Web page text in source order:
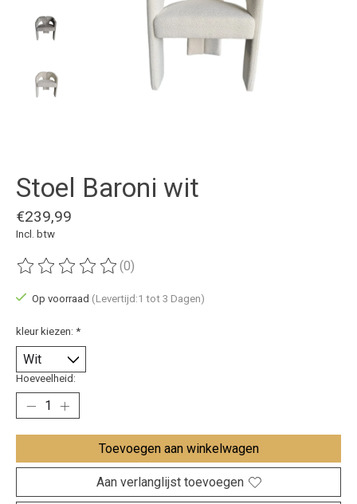
Stoel Baroni wit
€239,99
Incl. btw
De beoordeling van dit product is
(0)
Op voorraad (Levertijd:1 tot 3 Dagen)
kleur kiezen: *
Hoeveelheid:
Toevoegen aan winkelwagen
Aan verlanglijst toevoegen